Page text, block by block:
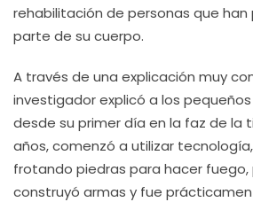
rehabilitación de personas que han
parte de su cuerpo.
A través de una explicación muy
investigador explicó a los
desde su primer día en la faz de la
años, comenzó a utilizar
frotando piedras para hacer
construyó armas y fue